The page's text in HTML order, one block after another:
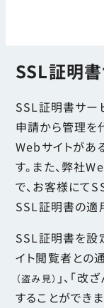
SSL証明
SSL証明書サー
申請から管理を
Webサイトがあ
す。また、弊社
で、お客様にて
SSL証明書の適
SSL証明書を設
イト閲覧者との
（盗み見） 」、「改
することができま